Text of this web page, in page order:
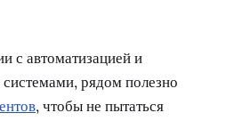
с автоматизацией и
рядом полезно
, чтобы не пытаться